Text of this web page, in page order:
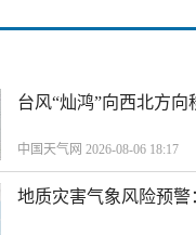
台风“灿鸿”向西北方
中国天气网 2026-08-06 18:17
地质灾害气象风险预